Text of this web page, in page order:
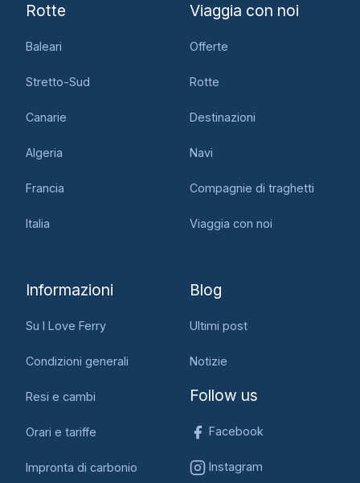
Rotte
Baleari
Stretto-Sud
Canarie
Algeria
Francia
Italia
Viaggia con noi
Offerte
Rotte
Destinazioni
Navi
Compagnie di traghetti
Viaggia con noi
Informazioni
Su I Love Ferry
Condizioni generali
Resi e cambi
Orari e tariffe
Impronta di carbonio
Blog
Ultimi post
Notizie
Follow us
Facebook
Instagram